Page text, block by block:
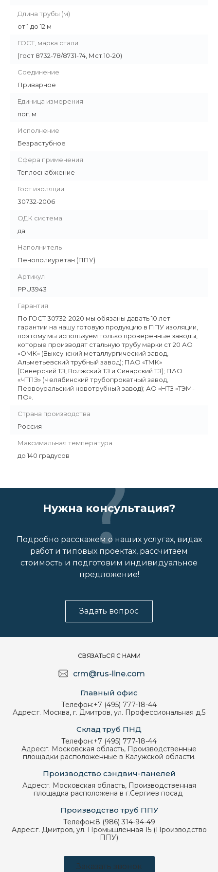
Длина трубы (м)
от 1 до 12 м
ГОСТ, марка стали
(гост 8732-78/8731-74, Мст.10-20)
Соединение
Приварное
Единица измерения
пог. м
Исполнение
Безрастубное
Сфера применения
Теплоснабжение
Гост изоляции
30732-2006
ОДК система
да
Наполнитель
Пенополиуретан (ППУ)
Артикул
PPU3943
Гарантия
По ГОСТ 30732-2020 мы обязаны давать 10 лет
гарантии на нашу готовую продукцию в ППУ изоляции,
поэтому мы используем только проверенные заводы,
которые производят стальную трубу марки ст.20 АО
«ОМК» (Выксунский металлургический завод,
Альметьевский трубный завод); ПАО «ТМК»
(Северский ТЗ, Волжский ТЗ и Синарский ТЗ); ПАО
«ЧТПЗ» (Челябинский трубопрокатный завод,
Первоуральский новотрубный завод); АО «НТЗ «ТЭМ-
ПО».
Страна производства
Россия
Максимальная температура
до 140 градусов
Нужна консультация?
Подробно расскажем о наших услугах, видах
работ и типовых проектах, рассчитаем
стоимость и подготовим индивидуальное
предложение!
Задать вопрос
СВЯЗАТЬСЯ С НАМИ
crm@rus-line.com
Главный офис
Телефон:+7 (495) 777-18-44
Адрес:г. Москва, г. Дмитров, ул. Профессиональная д.5
Склад труб ПНД
Телефон:+7 (495) 777-18-44
Адрес:г. Московская область, Производственные
площадки расположенные в Калужской области.
Производство сэндвич-панелей
Адрес:г. Московская область, Производственная
площадка расположена в г.Сергиев посад
Производство труб ППУ
Телефон:8 (986) 314-94-49
Адрес:г. Дмитров, ул. Промышленная 15 (Производство
ППУ)
Заказать звонок